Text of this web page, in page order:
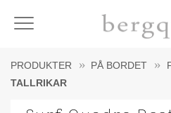
Meny
PRODUKTER PÅ BORDET
TALLRIKAR